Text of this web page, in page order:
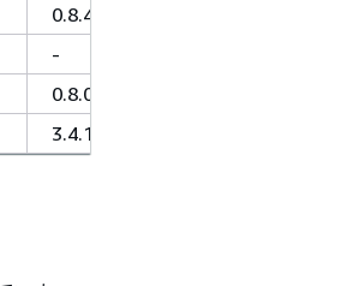
0.8.4
-
0.8.0
3.4.12